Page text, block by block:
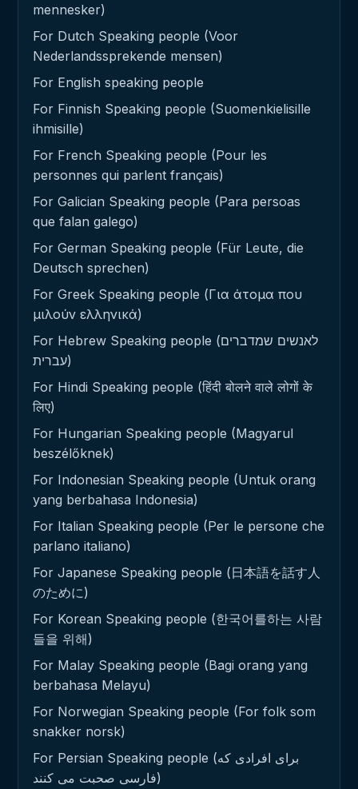
mennesker)
For Dutch Speaking people (Voor
Nederlandssprekende mensen)
For English speaking people
For Finnish Speaking people (Suomenkielisille
ihmisille)
For French Speaking people (Pour les
personnes qui parlent français)
For Galician Speaking people (Para persoas
que falan galego)
For German Speaking people (Für Leute, die
Deutsch sprechen)
For Greek Speaking people (Για άτομα που
μιλούν ελληνικά)
For Hebrew Speaking people (לאנשים שמדברים
עברית)
For Hindi Speaking people (हिंदी बोलने वाले लोगों के
लिए)
For Hungarian Speaking people (Magyarul
beszélőknek)
For Indonesian Speaking people (Untuk orang
yang berbahasa Indonesia)
For Italian Speaking people (Per le persone che
parlano italiano)
For Japanese Speaking people (日本語を話す人
のために)
For Korean Speaking people (한국어를하는 사람
들을 위해)
For Malay Speaking people (Bagi orang yang
berbahasa Melayu)
For Norwegian Speaking people (For folk som
snakker norsk)
For Persian Speaking people (برای افرادی که
فارسی صحبت می کنند)